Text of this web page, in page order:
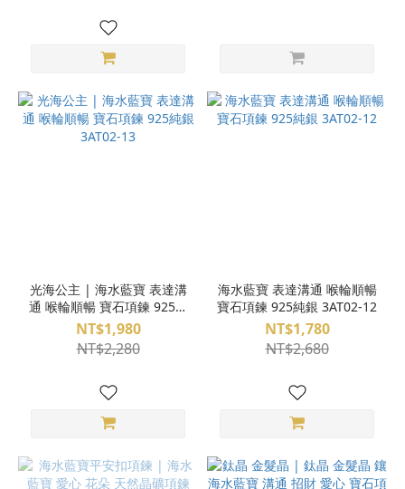
光海公主 | 海水藍寶 表達溝
通 喉輪順暢 寶石項鍊 925純
銀 3AT02-13
NT$1,980
NT$2,280
海水藍寶 表達溝通 喉輪順暢
寶石項鍊 925純銀 3AT02-12
NT$1,780
NT$2,680